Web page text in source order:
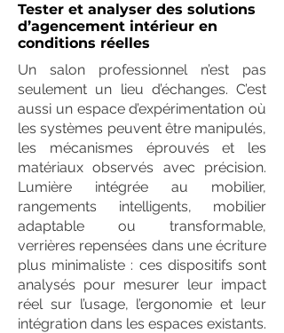
Tester et analyser des solutions
d’agencement intérieur en
conditions réelles
Un salon professionnel n’est pas
seulement un lieu d’échanges. C’est
aussi un espace d’expérimentation où
les systèmes peuvent être manipulés,
les mécanismes éprouvés et les
matériaux observés avec précision.
Lumière intégrée au mobilier,
rangements intelligents, mobilier
adaptable ou transformable,
verrières repensées dans une écriture
plus minimaliste : ces dispositifs sont
analysés pour mesurer leur impact
réel sur l’usage, l’ergonomie et leur
intégration dans les espaces existants.